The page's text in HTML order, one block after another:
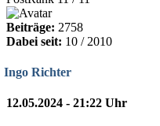
Beiträge: 2758
Dabei seit: 10 / 2010
Ingo Richter
12.05.2024 - 21:22 Uhr